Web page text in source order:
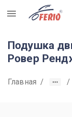
R
Подушка
Ровер
Главная / /